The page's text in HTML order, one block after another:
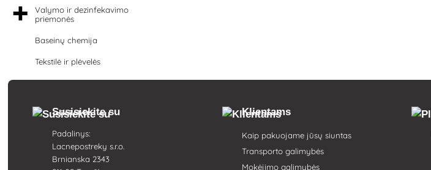
Valymo ir dezinfekavimo
priemonės
Baseinų chemija
Tekstilė ir plėvelės
Susisiekite su
Padalinys:
Lacnepostreky s.r.o.
Brnianska 2343
Klientams
Kaip pakuojame jūsų siuntas
Transporto galimybės
Mokėjimo galimybės